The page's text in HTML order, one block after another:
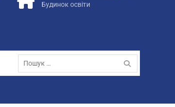
Будинок освіти
Пошук: